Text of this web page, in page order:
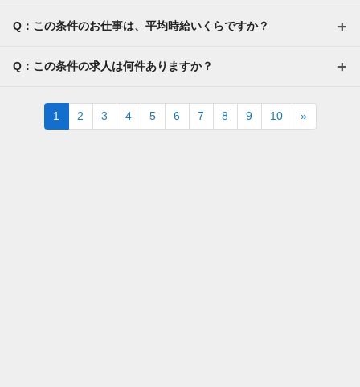
Q：この条件のお仕事は、平均時給いくらですか？
Q：この条件の求人は何件ありますか？
1 2 3 4 5 6 7 8 9 10 »Next